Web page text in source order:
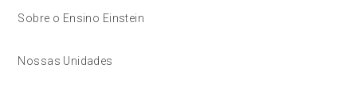
Sobre o Ensino Einstein
Nossas Unidades